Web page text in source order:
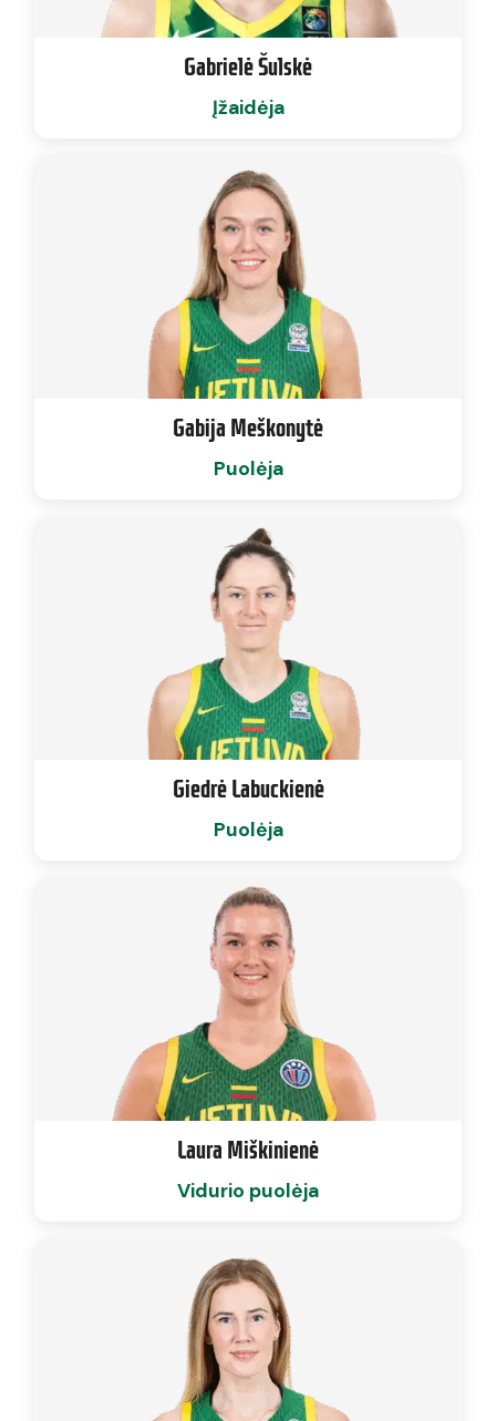
Gabrielė Šulskė
Įžaidėja
Gabija Meškonytė
Puolėja
Giedrė Labuckienė
Puolėja
Laura Miškinienė
Vidurio puolėja